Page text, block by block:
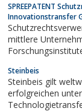
SPREEPATENT
Innovationstransfer
mittlere Unternehmen, Hochschulen,
Forschungsinstitute, private Erfinder und
Steinbeis
Steinbeis gilt
erfolgreichen